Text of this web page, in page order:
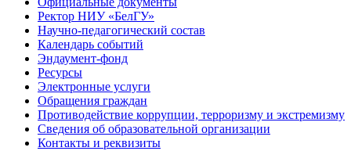
Ректор НИУ «БелГУ»
Научно-педагогический состав
Календарь событий
Эндаумент-фонд
Ресурсы
Электронные услуги
Обращения граждан
Противодействие коррупции, терроризму и экстремизму
Сведения об образовательной организации
Контакты и реквизиты